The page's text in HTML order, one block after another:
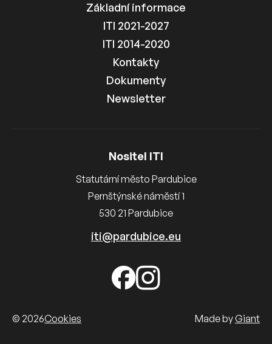
Základní informace
ITI 2021-2027
ITI 2014-2020
Kontakty
Dokumenty
Newsletter
Nositel ITI
Statutární město Pardubice
Pernštýnské náměstí 1
530 21 Pardubice
iti@pardubice.eu
© 2026Cookies Made byGiant